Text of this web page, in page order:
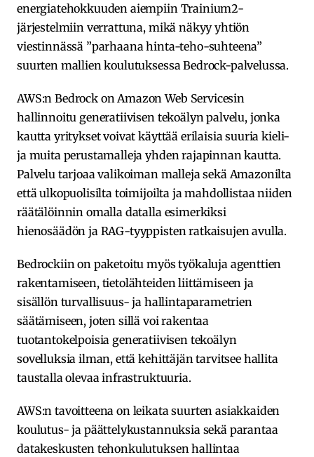
energiatehokkuuden aiempiin Trainium2-
järjestelmiin verrattuna, mikä näkyy yhtiön
viestinnässä ”parhaana hinta-teho-suhteena”
suurten mallien koulutuksessa Bedrock-palvelussa.
AWS:n Bedrock on Amazon Web Servicesin
hallinnoitu generatiivisen tekoälyn palvelu, jonka
kautta yritykset voivat käyttää erilaisia suuria kieli-
ja muita perustamalleja yhden rajapinnan kautta.
Palvelu tarjoaa valikoiman malleja sekä Amazonilta
että ulkopuolisilta toimijoilta ja mahdollistaa niiden
räätälöinnin omalla datalla esimerkiksi
hienosäädön ja RAG-tyyppisten ratkaisujen avulla.
Bedrockiin on paketoitu myös työkaluja agenttien
rakentamiseen, tietolähteiden liittämiseen ja
sisällön turvallisuus- ja hallintaparametrien
säätämiseen, joten sillä voi rakentaa
tuotantokelpoisia generatiivisen tekoälyn
sovelluksia ilman, että kehittäjän tarvitsee hallita
taustalla olevaa infrastruktuuria.
AWS:n tavoitteena on leikata suurten asiakkaiden
koulutus- ja päättelykustannuksia sekä parantaa
datakeskusten tehonkulutuksen hallintaa